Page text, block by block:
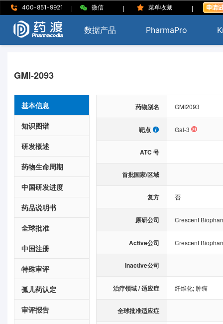
400-851-9921 | 微信 | 菜单收藏 |
数据产品 PharmaPro
GMI-2093
基本信息
知识图谱
研发概述
药物生命周期
中国研发进度
药品说明书
全球批准
中国注册
特殊审评
孤儿药认定
审评报告
药物别名 GMI2093
靶点 Gal-3
ATC 号
首批国家/区域
复方 否
原研公司 Crescent
Active公司 Crescent
Inactive公司
治疗领域 / 适应症 纤维化; 肿瘤
全球批准适应症